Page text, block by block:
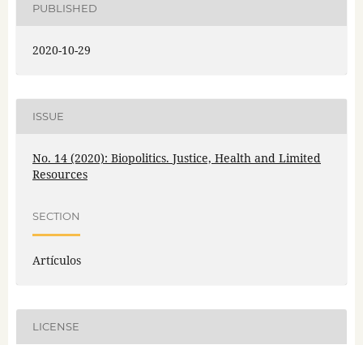
PUBLISHED
2020-10-29
ISSUE
No. 14 (2020): Biopolitics. Justice, Health and Limited
Resources
SECTION
Artículos
LICENSE